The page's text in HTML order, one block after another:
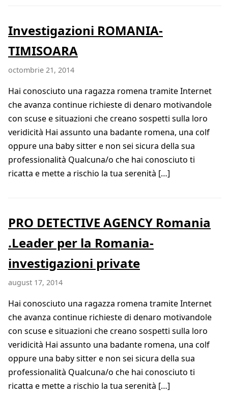
Investigazioni ROMANIA-
TIMISOARA
octombrie 21, 2014
Hai conosciuto una ragazza romena tramite Internet
che avanza continue richieste di denaro motivandole
con scuse e situazioni che creano sospetti sulla loro
veridicità Hai assunto una badante romena, una colf
oppure una baby sitter e non sei sicura della sua
professionalità Qualcuna/o che hai conosciuto ti
ricatta e mette a rischio la tua serenità […]
PRO DETECTIVE AGENCY Romania
.Leader per la Romania-
investigazioni private
august 17, 2014
Hai conosciuto una ragazza romena tramite Internet
che avanza continue richieste di denaro motivandole
con scuse e situazioni che creano sospetti sulla loro
veridicità Hai assunto una badante romena, una colf
oppure una baby sitter e non sei sicura della sua
professionalità Qualcuna/o che hai conosciuto ti
ricatta e mette a rischio la tua serenità […]